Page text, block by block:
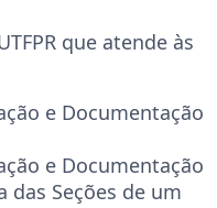
que atende às
e Documentação
e Documentação
das Seções de um